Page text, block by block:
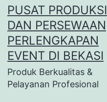
PUSAT PRODUKSI
DAN PERSEWAAN
PERLENGKAPAN
EVENT DI BEKASI
Produk Berkualitas &
Pelayanan Profesional